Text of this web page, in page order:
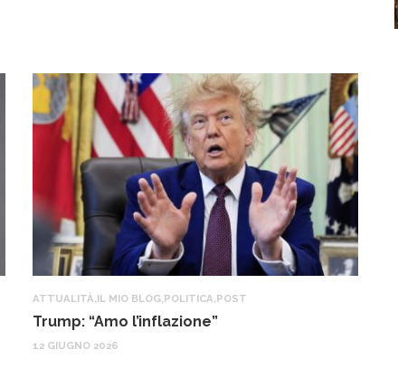
ATTUALITÀ IL MIO BLOG POLITICA POST
Trump: “Amo l’inflazione”
12 GIUGNO 2026